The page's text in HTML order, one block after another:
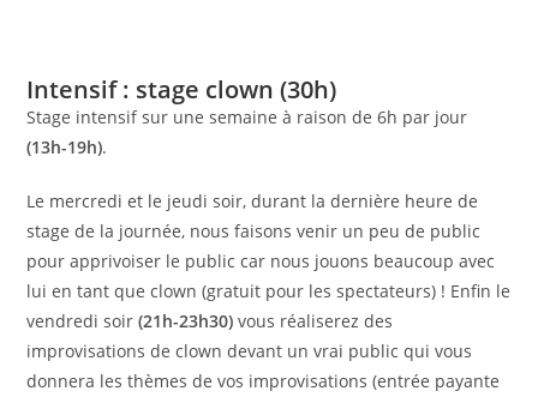
Intensif : stage clown (30h)
Stage intensif sur une semaine à raison de 6h par jour
(13h-19h).
Le mercredi et le jeudi soir, durant la dernière heure de
stage de la journée, nous faisons venir un peu de public
pour apprivoiser le public car nous jouons beaucoup avec
lui en tant que clown (gratuit pour les spectateurs) ! Enfin le
vendredi soir(21h-23h30) vous réaliserez des
improvisations de clown devant un vrai public qui vous
donnera les thèmes de vos improvisations (entrée payante